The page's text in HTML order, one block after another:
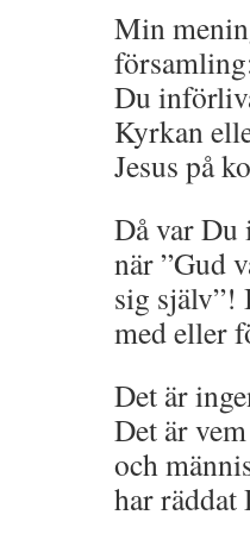
Min
Du
Kyrkan
Jesus på
Då var Du
när ”Gud
sig själv”!
med eller
Det är
Det är
och
har räddat